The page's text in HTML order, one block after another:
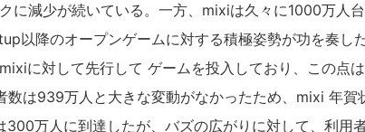
に減少が続いている。一方、mixiは久々に1000万人
以降のオープンゲームに対する積極姿勢が功を奏し
に対して先行して ゲームを投入しており、この点
は939万人と大きな変動がなかったため、mixi 年賀
万人に到達したが、バズの広がりに対して、利用